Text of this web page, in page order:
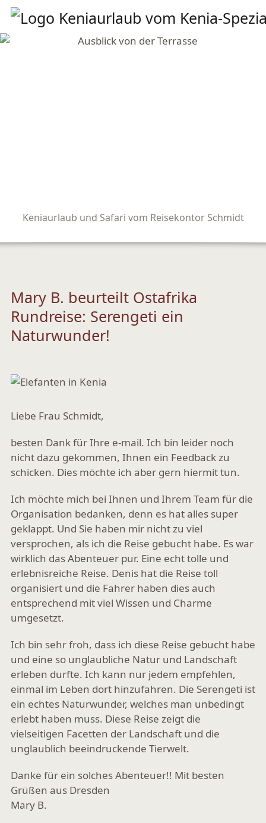
Keniaurlaub und Safari vom Reisekontor Schmidt
Mary B. beurteilt Ostafrika
Rundreise: Serengeti ein
Naturwunder!
Liebe Frau Schmidt,
besten Dank für Ihre e-mail. Ich bin leider noch
nicht dazu gekommen, Ihnen ein Feedback zu
schicken. Dies möchte ich aber gern hiermit tun.
Ich möchte mich bei Ihnen und Ihrem Team für die
Organisation bedanken, denn es hat alles super
geklappt. Und Sie haben mir nicht zu viel
versprochen, als ich die Reise gebucht habe. Es war
wirklich das Abenteuer pur. Eine echt tolle und
erlebnisreiche Reise. Denis hat die Reise toll
organisiert und die Fahrer haben dies auch
entsprechend mit viel Wissen und Charme
umgesetzt.
Ich bin sehr froh, dass ich diese Reise gebucht habe
und eine so unglaubliche Natur und Landschaft
erleben durfte. Ich kann nur jedem empfehlen,
einmal im Leben dort hinzufahren. Die Serengeti ist
ein echtes Naturwunder, welches man unbedingt
erlebt haben muss. Diese Reise zeigt die
vielseitigen Facetten der Landschaft und die
unglaublich beeindruckende Tierwelt.
Danke für ein solches Abenteuer!! Mit besten
Grüßen aus Dresden
Mary B.